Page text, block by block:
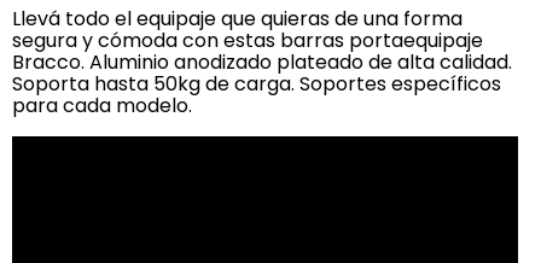
Llevá todo el equipaje que quieras de una forma
segura y cómoda con estas barras portaequipaje
Bracco. Aluminio anodizado plateado de alta calidad.
Soporta hasta 50kg de carga. Soportes específicos
para cada modelo.